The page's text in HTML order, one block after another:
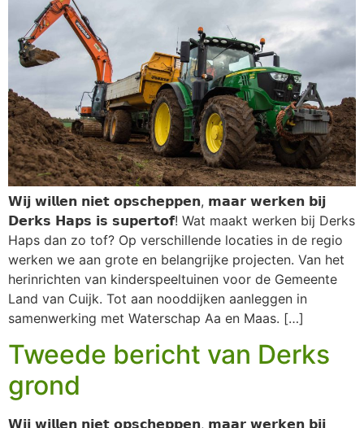
𝗪𝗶𝗷 𝘄𝗶𝗹𝗹𝗲𝗻 𝗻𝗶𝗲𝘁 𝗼𝗽𝘀𝗰𝗵𝗲𝗽𝗽𝗲𝗻, 𝗺𝗮𝗮𝗿 𝘄𝗲𝗿𝗸𝗲𝗻 𝗯𝗶𝗷
𝗗𝗲𝗿𝗸𝘀 𝗛𝗮𝗽𝘀 𝗶𝘀 𝘀𝘂𝗽𝗲𝗿𝘁𝗼𝗳! Wat maakt werken bij Derks
Haps dan zo tof? Op verschillende locaties in de regio
werken we aan grote en belangrijke projecten. Van het
herinrichten van kinderspeeltuinen voor de Gemeente
Land van Cuijk. Tot aan nooddijken aanleggen in
samenwerking met Waterschap Aa en Maas. […]
Tweede bericht van Derks
grond
𝗪𝗶𝗷 𝘄𝗶𝗹𝗹𝗲𝗻 𝗻𝗶𝗲𝘁 𝗼𝗽𝘀𝗰𝗵𝗲𝗽𝗽𝗲𝗻, 𝗺𝗮𝗮𝗿 𝘄𝗲𝗿𝗸𝗲𝗻 𝗯𝗶𝗷